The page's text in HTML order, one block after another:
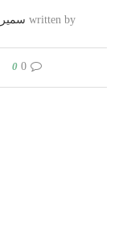
written by
0 comments
0